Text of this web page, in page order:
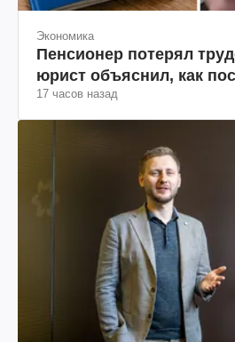
Экономика
Пенсионер потерял
юрист объяснил, как
17 часов назад